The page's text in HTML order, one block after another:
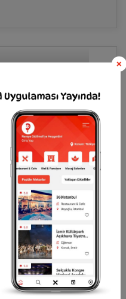
Hotel, ferah odaları ve
ağırlıyor.
×